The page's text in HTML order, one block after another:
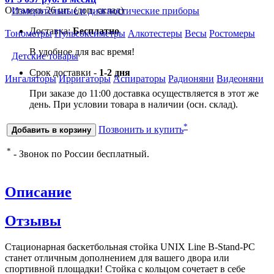
Измерительные и диагностические приборы
Тонометры Пульсоксиметры Алкотестеры Весы Ростомеры
Детские товары
Ингаляторы Ирригаторы Аспираторы Радионяни Видеоняни
Осталось 26 шт. (доп. склад)
Доставка:Бесплатно
В удобное для вас время!
Срок доставки - 1-2 дня
При заказе до 11:00 доставка осуществляется в этот же
день. При условии товара в наличии (осн. склад).
Добавить в корзину Позвонить и купить*
* - Звонок по России бесплатный.
Описание
Отзывы
Стационарная баскетбольная стойка UNIX Line B-Stand-PC
станет отличным дополнением для вашего двора или
спортивной площадки! Стойка с кольцом сочетает в себе